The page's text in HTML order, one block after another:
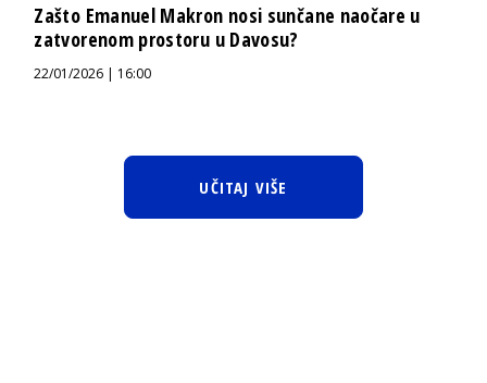
Zašto Emanuel Makron nosi sunčane naočare u
zatvorenom prostoru u Davosu?
22/01/2026 | 16:00
UČITAJ VIŠE